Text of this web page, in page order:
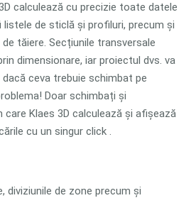
calculează cu precizie toate datele
de sticlă și profiluri, precum și
tăiere. Secțiunile transversale
dimensionare, iar proiectul dvs. va
ceva trebuie schimbat pe
Doar schimbați și
Klaes 3D calculează și afișează
cu un singur click .
diviziunile de zone precum și